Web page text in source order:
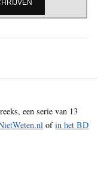
een serie van 13
ofin het BD